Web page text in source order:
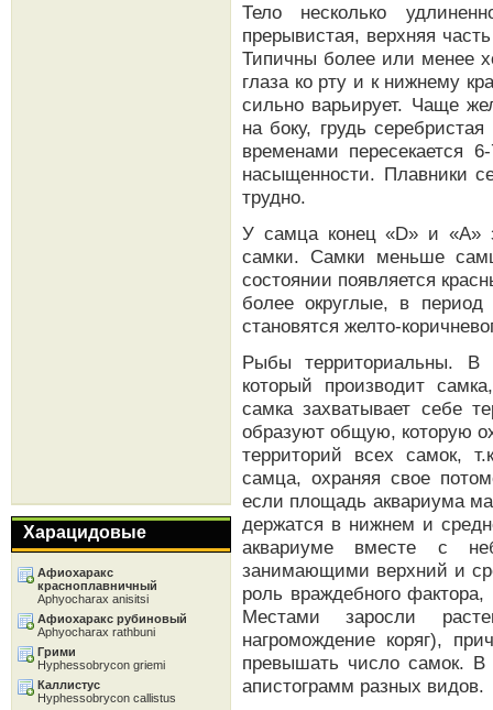
Тело несколько
прерывистая, верхняя
Типичны более или менее
глаза ко рту и к нижнему
сильно варьирует. Чаще
на боку, грудь
временами пересекается
насыщенности. Плавники
трудно.
У самца конец «D» и «А»
самки. Самки меньше
состоянии появляется
более округлые, в
становятся желто-
Рыбы территориальны. В
который производит
самка захватывает себе
образуют общую, которую
территорий всех самок,
самца, охраняя свое
если площадь аквариума
держатся в нижнем и
аквариуме вместе с
занимающими верхний и
роль враждебного
Местами заросли
нагромождение коряг),
превышать число самок. В
апистограмм разных видов.
Харацидовые
Афиохаракс
красноплавничный
Aphyocharax anisitsi
Афиохаракс рубиновый
Aphyocharax rathbuni
Грими
Hyphessobrycon griemi
Каллистус
Hyphessobrycon callistus